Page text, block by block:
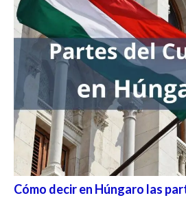
Cómo decir en Húngaro las